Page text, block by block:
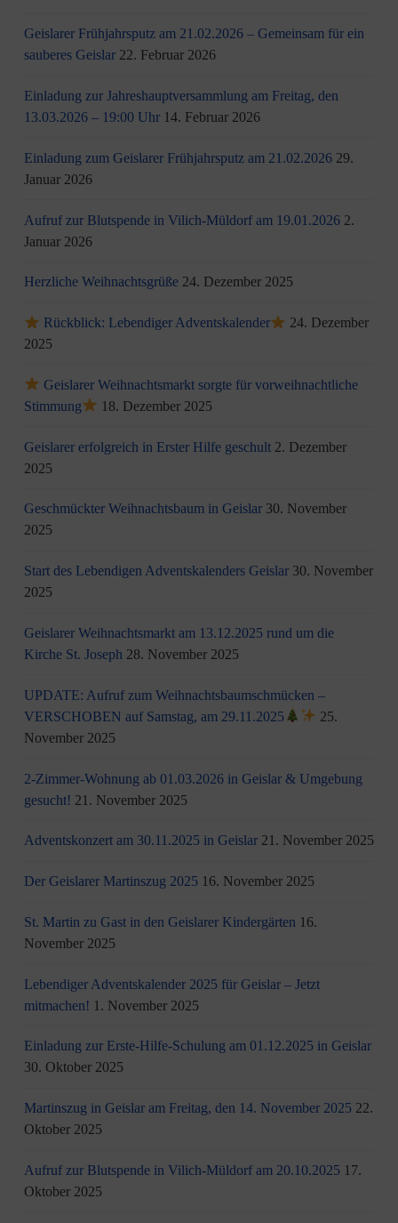
Geislarer Frühjahrsputz am 21.02.2026 – Gemeinsam für ein
sauberes Geislar 22. Februar 2026
Einladung zur Jahreshauptversammlung am Freitag, den
13.03.2026 – 19:00 Uhr 14. Februar 2026
Einladung zum Geislarer Frühjahrsputz am 21.02.2026 29.
Januar 2026
Aufruf zur Blutspende in Vilich-Müldorf am 19.01.2026 2.
Januar 2026
Herzliche Weihnachtsgrüße 24. Dezember 2025
Rückblick: Lebendiger Adventskalender
24. Dezember
2025
Geislarer Weihnachtsmarkt sorgte für vorweihnachtliche
Stimmung
18. Dezember 2025
Geislarer erfolgreich in Erster Hilfe geschult 2. Dezember
2025
Geschmückter Weihnachtsbaum in Geislar 30. November
2025
Start des Lebendigen Adventskalenders Geislar 30. November
2025
Geislarer Weihnachtsmarkt am 13.12.2025 rund um die
Kirche St. Joseph 28. November 2025
UPDATE: Aufruf zum Weihnachtsbaumschmücken –
VERSCHOBEN auf Samstag, am 29.11.2025
25.
November 2025
2-Zimmer-Wohnung ab 01.03.2026 in Geislar & Umgebung
gesucht! 21. November 2025
Adventskonzert am 30.11.2025 in Geislar 21. November 2025
Der Geislarer Martinszug 2025 16. November 2025
St. Martin zu Gast in den Geislarer Kindergärten 16.
November 2025
Lebendiger Adventskalender 2025 für Geislar – Jetzt
mitmachen! 1. November 2025
Einladung zur Erste-Hilfe-Schulung am 01.12.2025 in Geislar
30. Oktober 2025
Martinszug in Geislar am Freitag, den 14. November 2025 22.
Oktober 2025
Aufruf zur Blutspende in Vilich-Müldorf am 20.10.2025 17.
Oktober 2025